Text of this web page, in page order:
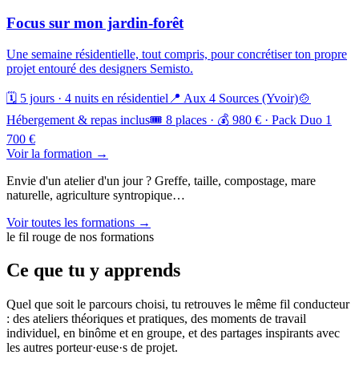
Focus sur mon jardin-forêt
Une semaine résidentielle, tout compris, pour concrétiser ton propre
projet entouré des designers Semisto.
🗓️ 5 jours · 4 nuits en résidentiel 📍 Aux 4 Sources (Yvoir)🍲
Hébergement & repas inclus🎟️ 8 places · 💰 980 € · Pack Duo 1
700 €
Voir la formation →
Envie d'un atelier d'un jour ? Greffe, taille, compostage, mare
naturelle, agriculture syntropique…
Voir toutes les formations →
le fil rouge de nos formations
Ce que tu y apprends
Quel que soit le parcours choisi, tu retrouves le même fil conducteur
: des ateliers théoriques et pratiques, des moments de travail
individuel, en binôme et en groupe, et des partages inspirants avec
les autres porteur·euse·s de projet.